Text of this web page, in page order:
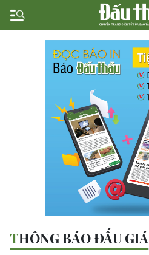
THÔNG BÁO ĐẤU GIÁ